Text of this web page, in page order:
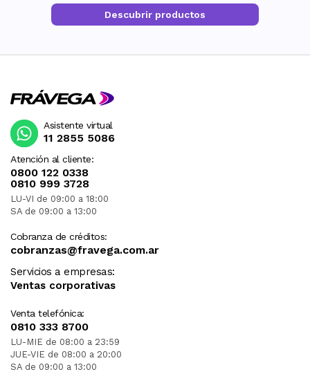
Descubrir productos
Atención al cliente:
0800 122 0338
0810 999 3728
LU-VI de 09:00 a 18:00
SA de 09:00 a 13:00
Cobranza de créditos:
cobranzas@fravega.com.ar
Servicios a empresas:
Ventas corporativas
Venta telefónica:
0810 333 8700
LU-MIE de 08:00 a 23:59
JUE-VIE de 08:00 a 20:00
SA de 09:00 a 13:00
Asistente virtual
11 2855 5086